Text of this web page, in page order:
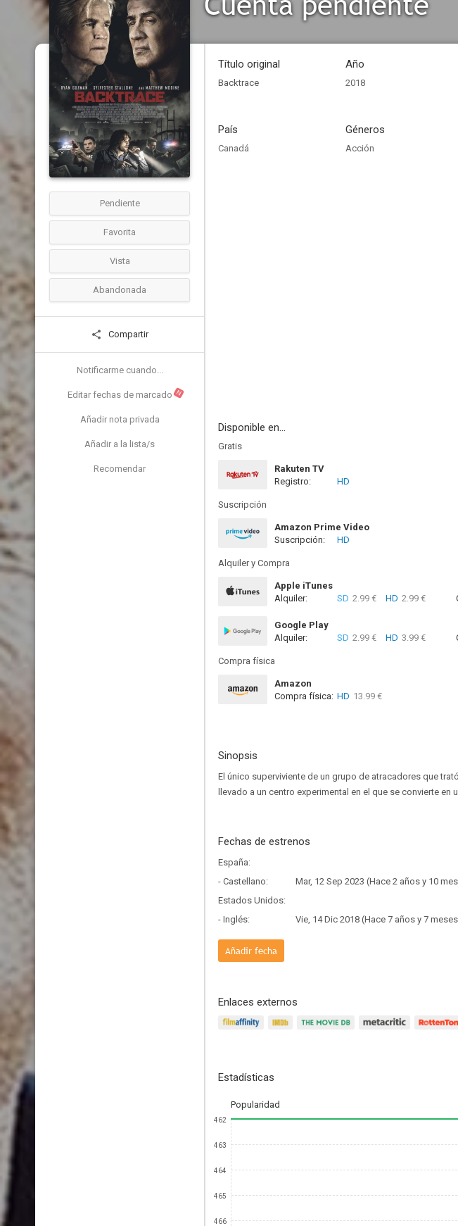
Pendiente
Favorita
Vista
Abandonada
Compartir
Notificarme cuando...
Editar fechas de marcado N
Añadir nota privada
Añadir a la lista/s
Recomendar
Título original
Backtrace
Año
2018
País
Canadá
Géneros
Acción
Disponible en...
Gratis
Rakuten TV
Registro:
HD
Suscripción
Amazon Prime Video
Suscripción:
HD
Alquiler y Compra
Apple iTunes
Alquiler:
SD 2.99 € HD 2.99 €
Google Play
Alquiler:
SD 2.99 € HD 3.99 €
Compra física
Amazon
Compra física: HD 13.99 €
Sinopsis
El único superviviente de un grupo de atracadores que
llevado a un centro experimental en el que se convierte
Fechas de estrenos
España:
- Castellano:
Mar, 12 Sep 2023 (Hace 2 años y 10
Estados Unidos:
- Inglés:
Vie, 14 Dic 2018 (Hace 7 años y 7
Añadir fecha
Enlaces externos
Estadísticas
Popularidad
462
463
464
465
466